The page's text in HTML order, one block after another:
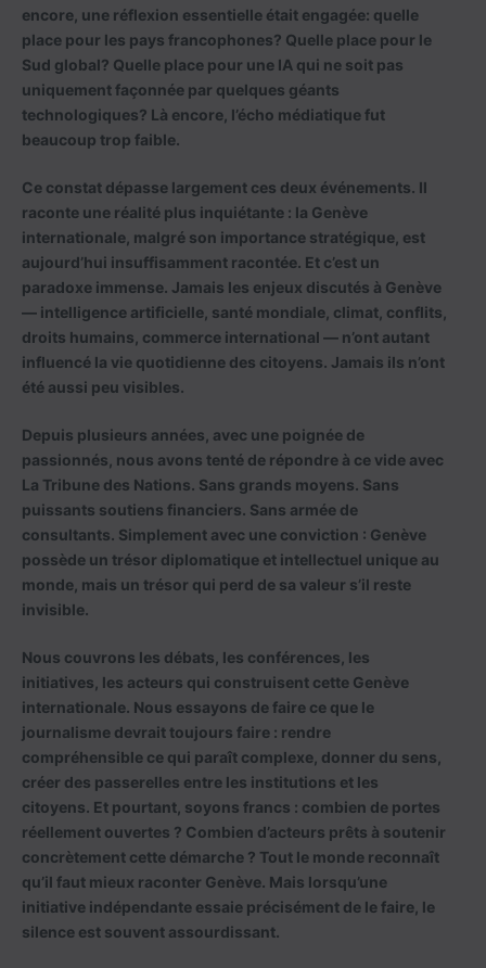
encore, une réflexion essentielle était engagée: quelle
place pour les pays francophones? Quelle place pour le
Sud global? Quelle place pour une IA qui ne soit pas
uniquement façonnée par quelques géants
technologiques? Là encore, l’écho médiatique fut
beaucoup trop faible.
Ce constat dépasse largement ces deux événements. Il
raconte une réalité plus inquiétante : la Genève
internationale, malgré son importance stratégique, est
aujourd’hui insuffisamment racontée. Et c’est un
paradoxe immense. Jamais les enjeux discutés à Genève
— intelligence artificielle, santé mondiale, climat, conflits,
droits humains, commerce international — n’ont autant
influencé la vie quotidienne des citoyens. Jamais ils n’ont
été aussi peu visibles.
Depuis plusieurs années, avec une poignée de
passionnés, nous avons tenté de répondre à ce vide avec
La Tribune des Nations. Sans grands moyens. Sans
puissants soutiens financiers. Sans armée de
consultants. Simplement avec une conviction : Genève
possède un trésor diplomatique et intellectuel unique au
monde, mais un trésor qui perd de sa valeur s’il reste
invisible.
Nous couvrons les débats, les conférences, les
initiatives, les acteurs qui construisent cette Genève
internationale. Nous essayons de faire ce que le
journalisme devrait toujours faire : rendre
compréhensible ce qui paraît complexe, donner du sens,
créer des passerelles entre les institutions et les
citoyens. Et pourtant, soyons francs : combien de portes
réellement ouvertes ? Combien d’acteurs prêts à soutenir
concrètement cette démarche ? Tout le monde reconnaît
qu’il faut mieux raconter Genève. Mais lorsqu’une
initiative indépendante essaie précisément de le faire, le
silence est souvent assourdissant.